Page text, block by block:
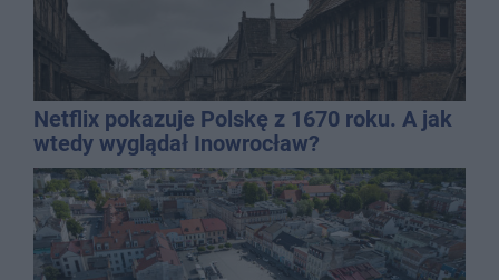
Netflix pokazuje Polskę z 1670 roku. A jak
wtedy wyglądał Inowrocław?